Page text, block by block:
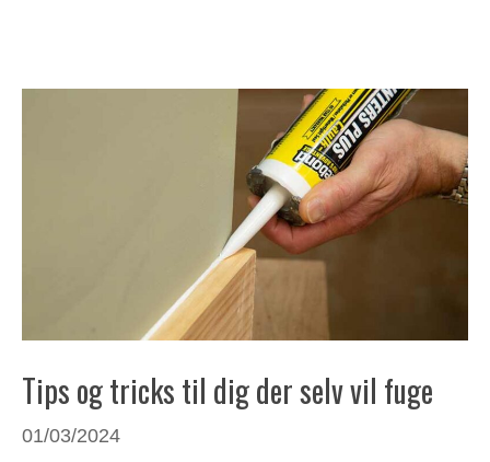
Tips og tricks til dig der selv vil fuge
01/03/2024